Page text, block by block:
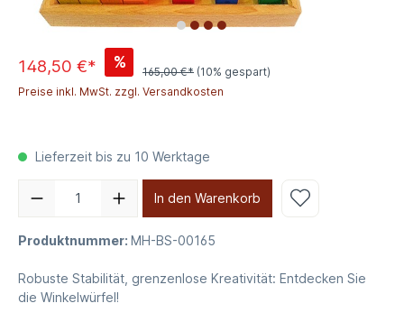
148,50 €* %
165,00 €* (10% gespart)
Preise inkl. MwSt. zzgl. Versandkosten
Lieferzeit bis zu 10 Werktage
In den Warenkorb
Produktnummer: MH-BS-00165
Robuste Stabilität, grenzenlose Kreativität: Entdecken Sie
die Winkelwürfel!